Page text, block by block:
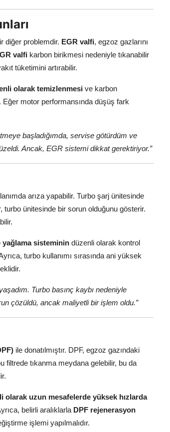
diğer problemdir. EGR valfi, egzoz gazlarını
valfi karbon birikmesi nedeniyle tıkanabilir
tüketimini artırabilir.
olarak temizlenmesi ve karbon
Eğer motor performansında düşüş fark
başladığımda, servise götürdüm ve
Ancak, EGR sistemi dikkat gerektiriyor.”
arıza yapabilir. Turbo şarj ünitesinde
turbo ünitesinde bir sorun olduğunu gösterir.
yağlama sisteminin düzenli olarak kontrol
turbo kullanımı sırasında ani yüksek
Turbo basınç kaybı nedeniyle
çözüldü, ancak maliyetli bir işlem oldu.”
ile donatılmıştır. DPF, egzoz gazındaki
filtrede tıkanma meydana gelebilir, bu da
olarak uzun mesafelerde yüksek hızlarda
belirli aralıklarla DPF rejenerasyon
işlemi yapılmalıdır.